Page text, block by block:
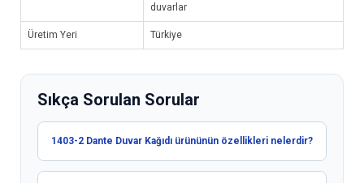
duvarlar
Üretim Yeri Türkiye
Sıkça Sorulan Sorular
1403-2 Dante Duvar Kağıdı ürününün özellikleri nelerdir?